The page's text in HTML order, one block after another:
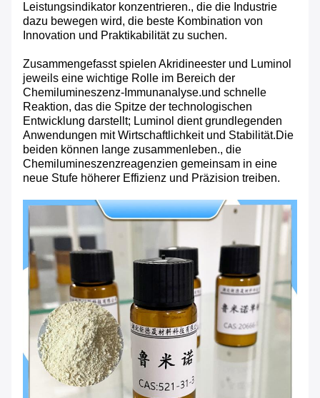
Leistungsindikator konzentrieren., die die Industrie
dazu bewegen wird, die beste Kombination von
Innovation und Praktikabilität zu suchen.
Zusammengefasst spielen Akridineester und Luminol
jeweils eine wichtige Rolle im Bereich der
Chemilumineszenz-Immunanalyse.und schnelle
Reaktion, das die Spitze der technologischen
Entwicklung darstellt; Luminol dient grundlegenden
Anwendungen mit Wirtschaftlichkeit und Stabilität.Die
beiden können lange zusammenleben., die
Chemilumineszenzreagenzien gemeinsam in eine
neue Stufe höherer Effizienz und Präzision treiben.